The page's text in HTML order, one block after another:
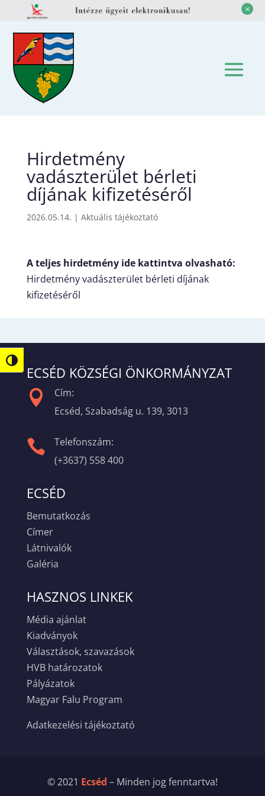
Nagy kontraszt váltása
M
Hirdetmény
vadászterület bérleti
díjának kifizetéséről
2026.05.14. | Aktuális tájékoztató
A teljes hirdetmény ide kattintva olvasható:
Hirdetmény vadászterület bérleti díjának
kifizetéséről
ECSÉD KÖZSÉGI ÖNKORMÁNYZAT

Cím:
Ecséd, Szabadság u. 139, 3013

Telefonszám:
(+3637) 558 400
ECSÉD
Bemutatkozás
Címer
Látnivalók
Galéria
HASZNOS LINKEK
Média ajánlat
Kiadványok
Választások, szavazások
HVB határozatok
Pályázatok
Magyar Falu Program
Adatkezelési tájékoztató
© 2021 Ecséd – Minden jog fenntartva!